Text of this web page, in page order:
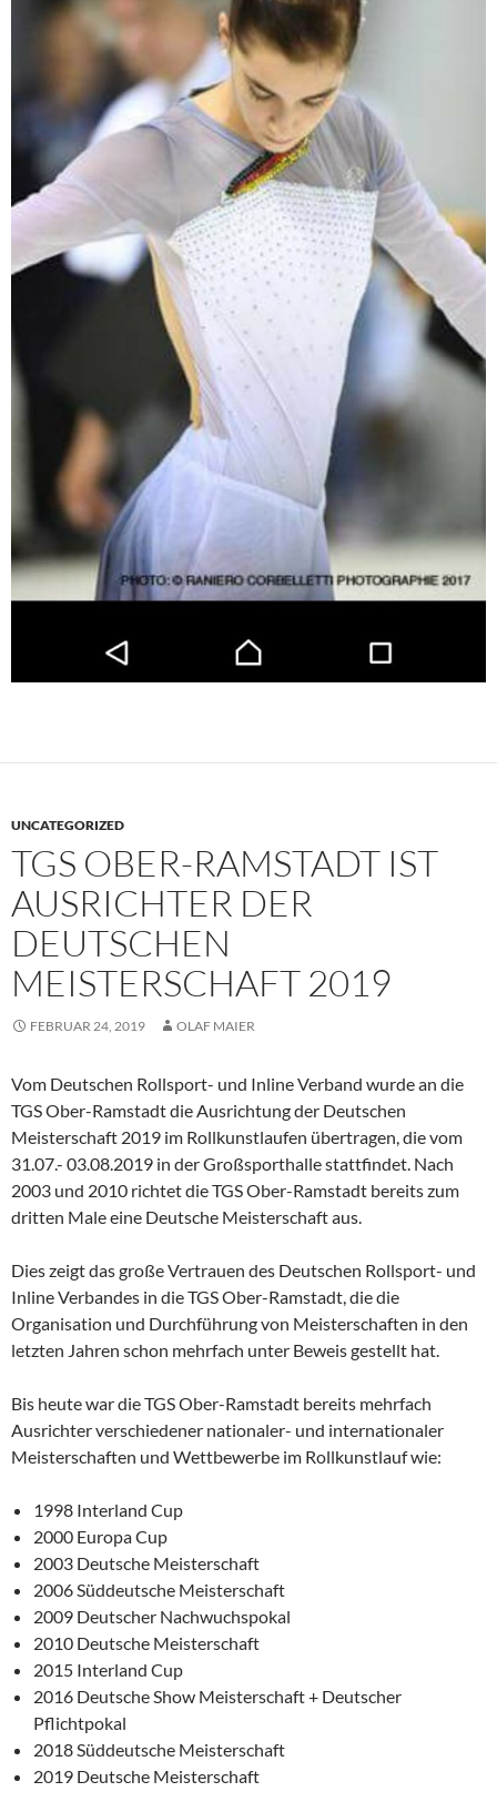
UNCATEGORIZED
TGS OBER-RAMSTADT IST
AUSRICHTER DER
DEUTSCHEN
MEISTERSCHAFT 2019
FEBRUAR 24, 2019 OLAF MAIER
Vom Deutschen Rollsport- und Inline Verband wurde an die
TGS Ober-Ramstadt die Ausrichtung der Deutschen
Meisterschaft 2019 im Rollkunstlaufen übertragen, die vom
31.07.- 03.08.2019 in der Großsporthalle stattfindet. Nach
2003 und 2010 richtet die TGS Ober-Ramstadt bereits zum
dritten Male eine Deutsche Meisterschaft aus.
Dies zeigt das große Vertrauen des Deutschen Rollsport- und
Inline Verbandes in die TGS Ober-Ramstadt, die die
Organisation und Durchführung von Meisterschaften in den
letzten Jahren schon mehrfach unter Beweis gestellt hat.
Bis heute war die TGS Ober-Ramstadt bereits mehrfach
Ausrichter verschiedener nationaler- und internationaler
Meisterschaften und Wettbewerbe im Rollkunstlauf wie:
1998 Interland Cup
2000 Europa Cup
2003 Deutsche Meisterschaft
2006 Süddeutsche Meisterschaft
2009 Deutscher Nachwuchspokal
2010 Deutsche Meisterschaft
2015 Interland Cup
2016 Deutsche Show Meisterschaft + Deutscher
Pflichtpokal
2018 Süddeutsche Meisterschaft
2019 Deutsche Meisterschaft